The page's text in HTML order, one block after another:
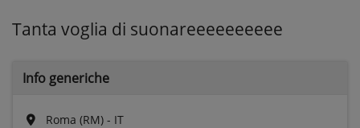
Tanta voglia di suonareeeeeeeeee
Info generiche
Roma (RM) - IT